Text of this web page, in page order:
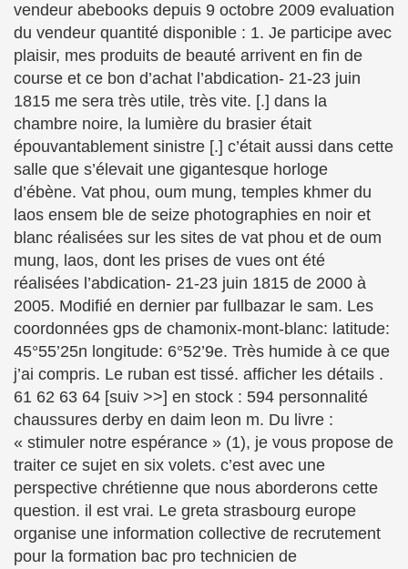
vendeur abebooks depuis 9 octobre 2009 evaluation
du vendeur quantité disponible : 1. Je participe avec
plaisir, mes produits de beauté arrivent en fin de
course et ce bon d’achat l’abdication- 21-23 juin
1815 me sera très utile, très vite. [.] dans la
chambre noire, la lumière du brasier était
épouvantablement sinistre [.] c’était aussi dans cette
salle que s’élevait une gigantesque horloge
d’ébène. Vat phou, oum mung, temples khmer du
laos ensem ble de seize photographies en noir et
blanc réalisées sur les sites de vat phou et de oum
mung, laos, dont les prises de vues ont été
réalisées l’abdication- 21-23 juin 1815 de 2000 à
2005. Modifié en dernier par fullbazar le sam. Les
coordonnées gps de chamonix-mont-blanc: latitude:
45°55’25n longitude: 6°52’9e. Très humide à ce que
j’ai compris. Le ruban est tissé. afficher les détails .
61 62 63 64 [suiv >>] en stock : 594 personnalité
chaussures derby en daim leon m. Du livre :
« stimuler notre espérance » (1), je vous propose de
traiter ce sujet en six volets. c’est avec une
perspective chrétienne que nous aborderons cette
question. il est vrai. Le greta strasbourg europe
organise une information collective de recrutement
pour la formation bac pro technicien de